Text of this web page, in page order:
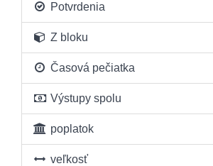
Potvrdenia
Z bloku
Časová pečiatka
Výstupy spolu
poplatok
veľkosť